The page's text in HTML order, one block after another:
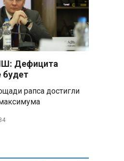
Лукашенко о
«Если это
зарубежных
туристов
РФ: при
Анискино ВСУ
в плен
Лукашенко:
батьку» и
Дефицита
будет
рапса достигли